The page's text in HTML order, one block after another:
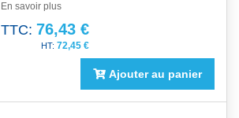
En savoir plus
TTC: 76,43 €
72,45 €
Ajouter au panier